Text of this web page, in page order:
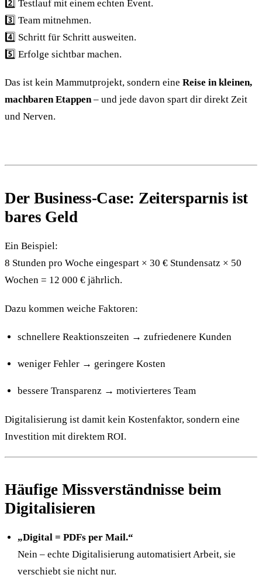
2️⃣ Testlauf mit einem echten Event.
3️⃣ Team mitnehmen.
4️⃣ Schritt für Schritt ausweiten.
5️⃣ Erfolge sichtbar machen.
Das ist kein Mammutprojekt, sondern eine Reise in kleinen,
machbaren Etappen– und jede davon spart dir direkt Zeit
und Nerven.
Der Business-Case: Zeitersparnis ist
bares Geld
Ein Beispiel:
8 Stunden pro Woche eingespart × 30 € Stundensatz × 50
Wochen = 12 000 € jährlich.
Dazu kommen weiche Faktoren:
schnellere Reaktionszeiten → zufriedenere Kunden
weniger Fehler → geringere Kosten
bessere Transparenz → motivierteres Team
Digitalisierung ist damit kein Kostenfaktor, sondern eine
Investition mit direktem ROI.
Häufige Missverständnisse beim
Digitalisieren
„Digital = PDFs per Mail.“
Nein – echte Digitalisierung automatisiert Arbeit, sie
verschiebt sie nicht nur.